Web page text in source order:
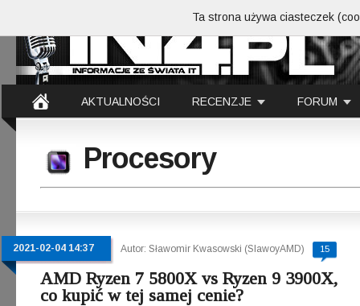
AKTUALNOŚCI RECENZJE FORUM
Procesory
2021-02-04 14:37 Autor: Sławomir Kwasowski (SlawoyAMD) 15
AMD Ryzen 7 5800X vs Ryzen 9 3900X,
co kupić w tej samej cenie?
Ta strona używa ciasteczek